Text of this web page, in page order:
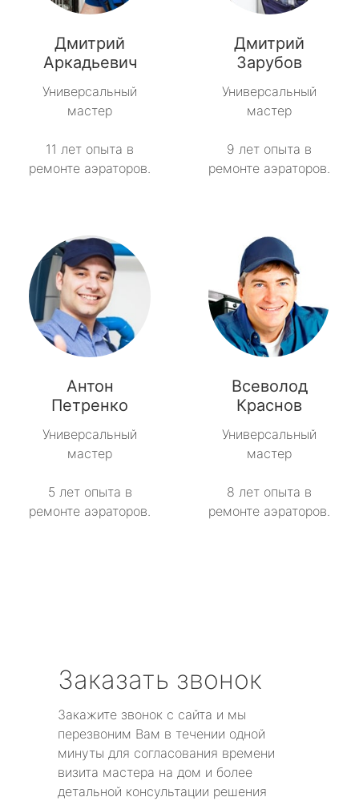
Дмитрий
Аркадьевич
Универсальный
мастер
11 лет опыта в
ремонте аэраторов.
Дмитрий
Зарубов
Универсальный
мастер
9 лет опыта в
ремонте аэраторов.
Антон
Петренко
Универсальный
мастер
5 лет опыта в
ремонте аэраторов.
Всеволод
Краснов
Универсальный
мастер
8 лет опыта в
ремонте аэраторов.
Заказать звонок
Закажите звонок с сайта и мы
перезвоним Вам в течении одной
минуты для согласования времени
визита мастера на дом и более
детальной консультации решения